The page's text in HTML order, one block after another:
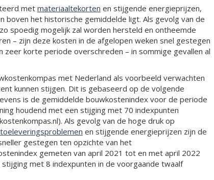
met materiaaltekorten en stijgende energieprijzen,
het historische gemiddelde ligt. Als gevolg van de
spoedig mogelijk zal worden hersteld en ontheemde
– zijn deze kosten in de afgelopen weken snel gestegen
zeer korte periode overschreden – in sommige gevallen al
met Nederland als voorbeeld verwachten
kunnen stijgen. Dit is gebaseerd op de volgende
is de gemiddelde bouwkostenindex voor de periode
houdend met een stijging met 70 indexpunten
Als gevolg van de hoge druk op
en stijgende energieprijzen zijn de
gestegen ten opzichte van het
gemeten van april 2021 tot en met april 2022
met 8 indexpunten in de voorgaande twaalf